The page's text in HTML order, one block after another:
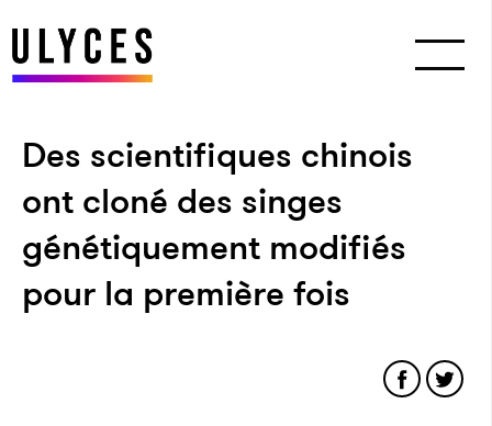
Des scientifiques chinois
ont cloné des singes
génétiquement modifiés
pour la première fois